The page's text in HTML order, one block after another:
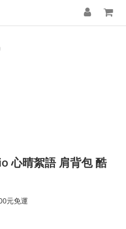
心晴絮語 肩背包 酷
元免運